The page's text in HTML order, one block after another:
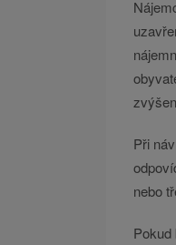
Při
nebo